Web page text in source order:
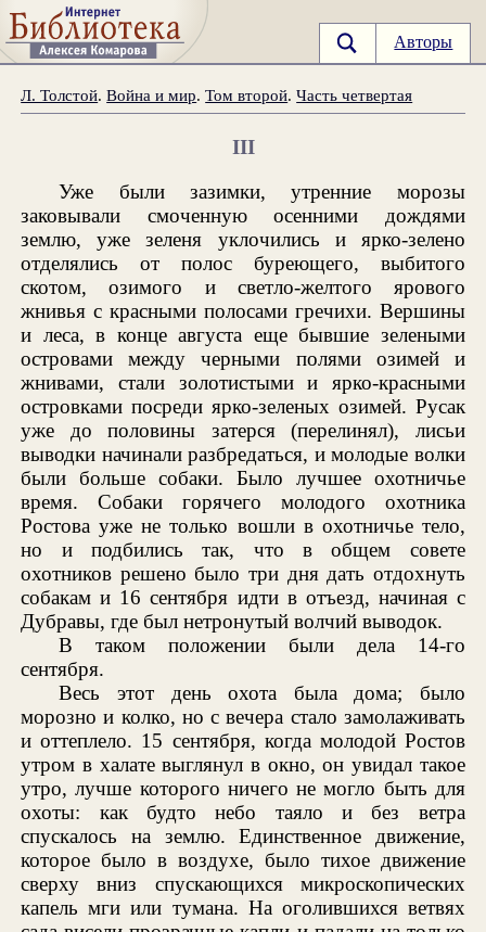
Авторы
Л. Толстой.Война и мир.Том второй.Часть четвертая
III
Уже были зазимки, утренние морозы
заковывали смоченную осенними дождями
землю, уже зеленя уклочились и ярко-зелено
отделялись от полос буреющего, выбитого
скотом, озимого и светло-желтого ярового
жнивья с красными полосами гречихи. Вершины
и леса, в конце августа еще бывшие зелеными
островами между черными полями озимей и
жнивами, стали золотистыми и ярко-красными
островками посреди ярко-зеленых озимей. Русак
уже до половины затерся (перелинял), лисьи
выводки начинали разбредаться, и молодые волки
были больше собаки. Было лучшее охотничье
время. Собаки горячего молодого охотника
Ростова уже не только вошли в охотничье тело,
но и подбились так, что в общем совете
охотников решено было три дня дать отдохнуть
собакам и 16 сентября идти в отъезд, начиная с
Дубравы, где был нетронутый волчий выводок.
В таком положении были дела 14-го
сентября.
Весь этот день охота была дома; было
морозно и колко, но с вечера стало замолаживать
и оттеплело. 15 сентября, когда молодой Ростов
утром в халате выглянул в окно, он увидал такое
утро, лучше которого ничего не могло быть для
охоты: как будто небо таяло и без ветра
спускалось на землю. Единственное движение,
которое было в воздухе, было тихое движение
сверху вниз спускающихся микроскопических
капель мги или тумана. На оголившихся ветвях